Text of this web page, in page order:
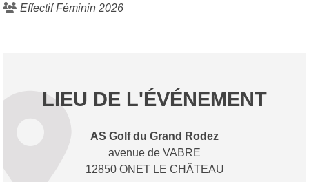
Effectif Féminin 2026
LIEU DE L'ÉVÉNEMENT
AS Golf du Grand Rodez
avenue de VABRE
12850 ONET LE CHÂTEAU